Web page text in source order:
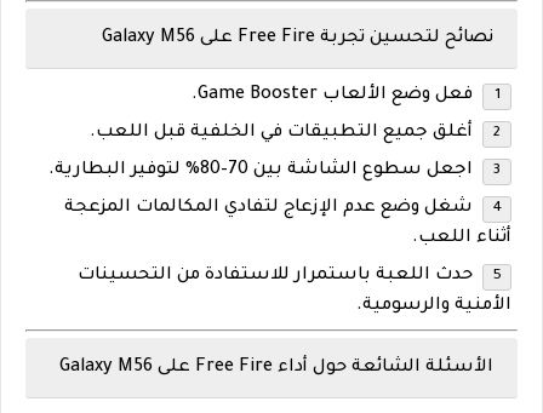
نصائح لتحسين تجربة Free Fire على Galaxy M56
فعل وضع الألعاب Game Booster
.
أغلق جميع التطبيقات في الخلفية قبل اللعب.
اجعل سطوع الشاشة بين 70–80% لتوفير البطارية.
شغل وضع عدم الإزعاج لتفادي المكالمات المزعجة
أثناء اللعب.
حدث اللعبة باستمرار للاستفادة من التحسينات
الأمنية والرسومية.
الأسئلة الشائعة حول أداء Free Fire على Galaxy M56